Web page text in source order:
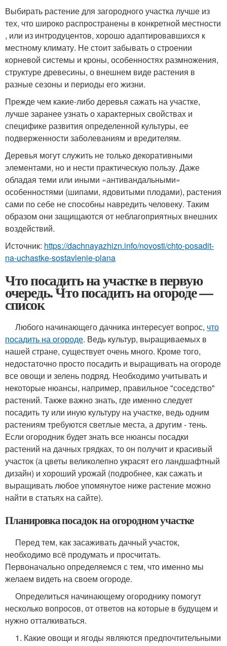
Выбирать растение для загородного участка лучше из
тех, что широко распространены в конкретной местности
, или из интродуцентов, хорошо адаптировавшихся к
местному климату. Не стоит забывать о строении
корневой системы и кроны, особенностях размножения,
структуре древесины, о внешнем виде растения в
разные сезоны и периоды его жизни.
Прежде чем какие-либо деревья сажать на участке,
лучше заранее узнать о характерных свойствах и
специфике развития определенной культуры, ее
подверженности заболеваниям и вредителям.
Деревья могут служить не только декоративными
элементами, но и нести практическую пользу. Даже
обладая теми или иными «антивандальными»
особенностями (шипами, ядовитыми плодами), растения
сами по себе не способны навредить человеку. Таким
образом они защищаются от неблагоприятных внешних
воздействий.
Источник: https://dachnayazhizn.info/novosti/chto-posadit-
na-uchastke-sostavlenie-plana
Что посадить на участке в первую
очередь. Что посадить на огороде —
список
Любого начинающего дачника интересует вопрос, что
посадить на огороде. Ведь культур, выращиваемых в
нашей стране, существует очень много. Кроме того,
недостаточно просто посадить и выращивать на огороде
все овощи и зелень подряд. Необходимо учитывать и
некоторые нюансы, например, правильное "соседство"
растений. Также важно знать, где именно следует
посадить ту или иную культуру на участке, ведь одним
растениям требуются светлые места, а другим - тень.
Если огородник будет знать все нюансы посадки
растений на дачных грядках, то он получит и красивый
участок (а цветы великолепно украсят его ландшафтный
дизайн) и хороший урожай (подробнее, как сажать и
выращивать любое упомянутое ниже растение можно
найти в статьях на сайте).
Планировка посадок на огородном участке
Перед тем, как засаживать дачный участок,
необходимо всё продумать и просчитать.
Первоначально определяемся с тем, что именно мы
желаем видеть на своем огороде.
Определиться начинающему огороднику помогут
несколько вопросов, от ответов на которые в будущем и
нужно отталкиваться.
1. Какие овощи и ягоды являются предпочтительными